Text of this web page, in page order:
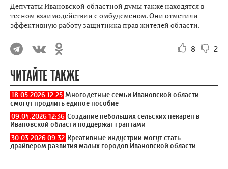
Депутаты Ивановской областной думы также находятся в
тесном взаимодействии с омбудсменом. Они отметили
эффективную работу защитника прав жителей области.
8 2
ЧИТАЙТЕ ТАКЖЕ
18.05.2026 12:25 Многодетные семьи Ивановской области
смогут продлить единое пособие
09.04.2026 12:36 Создание небольших сельских пекарен в
Ивановской области поддержат грантами
30.03.2026 09:32 Креативные индустрии могут стать
драйвером развития малых городов Ивановской области